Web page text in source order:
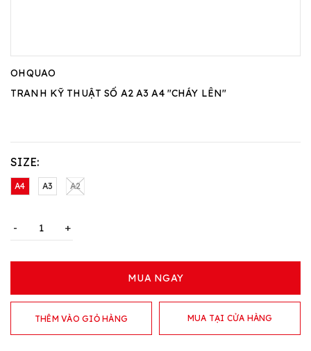
OHQUAO
TRANH KỸ THUẬT SỐ A2 A3 A4 "CHÁY LÊN"
SIZE:
A4 A3 A2
- +
MUA NGAY
THÊM VÀO GIỎ HÀNG MUA TẠI CỬA HÀNG